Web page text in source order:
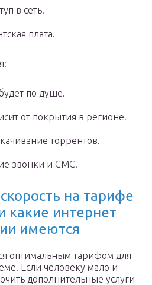
в сеть.
плата.
по душе.
от покрытия в регионе.
торрентов.
звонки и СМС.
на тарифе
какие интернет
имеются
оптимальным тарифом для
Если человеку мало и
дополнительные услуги